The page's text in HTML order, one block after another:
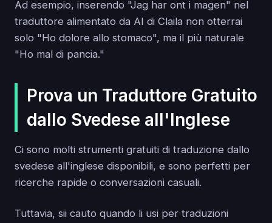
Ad esempio, inserendo "Jag har ont i magen" nel
traduttore alimentato da AI di Claila non otterrai
solo "Ho dolore allo stomaco", ma il più naturale
"Ho mal di pancia."
Prova un Traduttore Gratuito
dallo Svedese all'Inglese
Ci sono molti strumenti gratuiti di traduzione dallo
svedese all'inglese disponibili, e sono perfetti per
ricerche rapide o conversazioni casuali.
Tuttavia, sii cauto quando li usi per traduzioni